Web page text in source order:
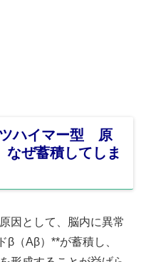
ハイマー型 原
なぜ蓄積してしま
因として、脳内に異常
β（Aβ）**が蓄積し、